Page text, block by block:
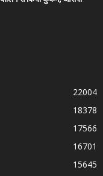
22004
18378
17566
16701
15645